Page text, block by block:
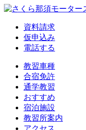
資料請求
仮申込み
電話する
教習車種
合宿免許
通学教習
おすすめ
宿泊施設
教習所案内
アクセス